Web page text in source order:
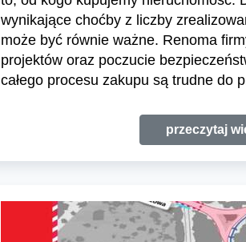
wynikające choćby z liczby
może być równie ważne. Renoma
projektów oraz poczucie
całego procesu zakupu są trudne do
przeczytaj